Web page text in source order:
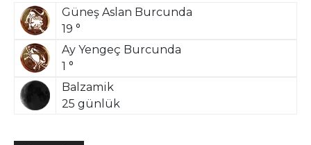
Güneş Aslan Burcunda
19 °
Ay Yengeç Burcunda
1 °
Balzamik
25 günlük